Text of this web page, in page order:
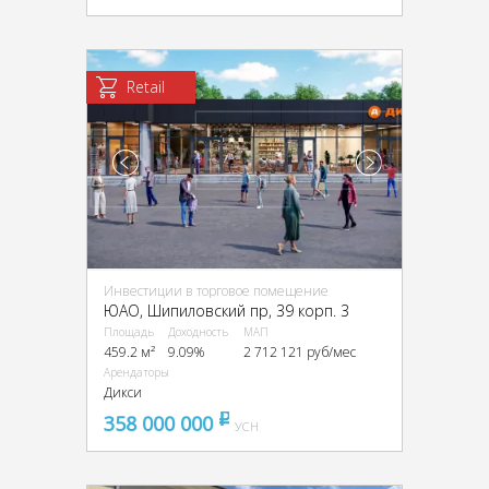
Retail
Инвестиции в торговое помещение
ЮАО, Шипиловский пр, 39 корп. 3
Площадь
459.2 м²
Доходность
9.09%
МАП
2 712 121 руб/мес
Арендаторы
Дикси
358 000 000 pуб
УСН